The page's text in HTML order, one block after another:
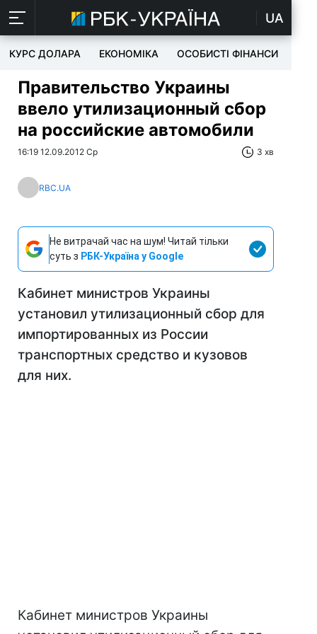
UA
КУРС ДОЛАРА ЕКОНОМІКА ОСОБИСТІ ФІНАНСИ
Правительство Украины
ввело утилизационный сбор
на российские автомобили
16:19 12.09.2012 Ср 3 хв
RBC.UA
Не витрачай час на шум! Читай тільки
суть з РБК-Україна у Google
Кабинет министров Украины
установил утилизационный сбор для
импортированных из России
транспортных средство и кузовов
для них.
Кабинет министров Украины